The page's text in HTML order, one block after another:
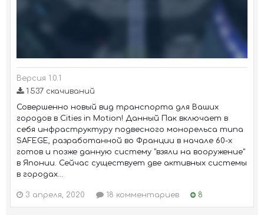
Версия 1.0.1
1 537 скачиваний
Совершенно новый вид транспорта для Ваших
городов в Cities in Motion! Данный Пак включает в
себя инфраструктуру подвесного монорельса типа
SAFEGE, разработанной во Франции в начале 60-х
готов и позже данную систему "взяли на вооружение"
в Японии. Сейчас существует две активных системы
в городах...
3 апреля, 2020 18 комментариев 8